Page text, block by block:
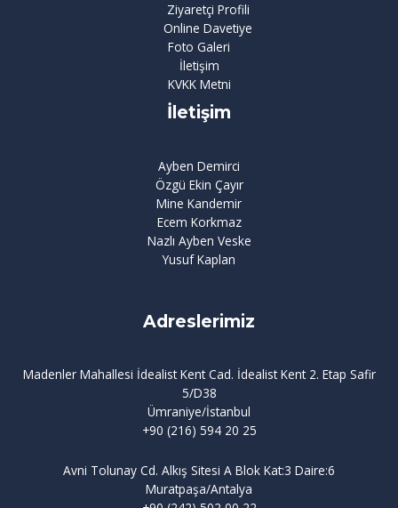
Ziyaretçi Profili
Online Davetiye
Foto Galeri
İletişim
KVKK Metni
İletişim
Ayben Demirci
Özgü Ekin Çayır
Mine Kandemir
Ecem Korkmaz
Nazlı Ayben Veske
Yusuf Kaplan
Adreslerimiz
Madenler Mahallesi İdealist Kent Cad. İdealist Kent 2. Etap Safir
5/D38
Ümraniye/İstanbul
+90 (216) 594 20 25
Avni Tolunay Cd. Alkış Sitesi A Blok Kat:3 Daire:6
Muratpaşa/Antalya